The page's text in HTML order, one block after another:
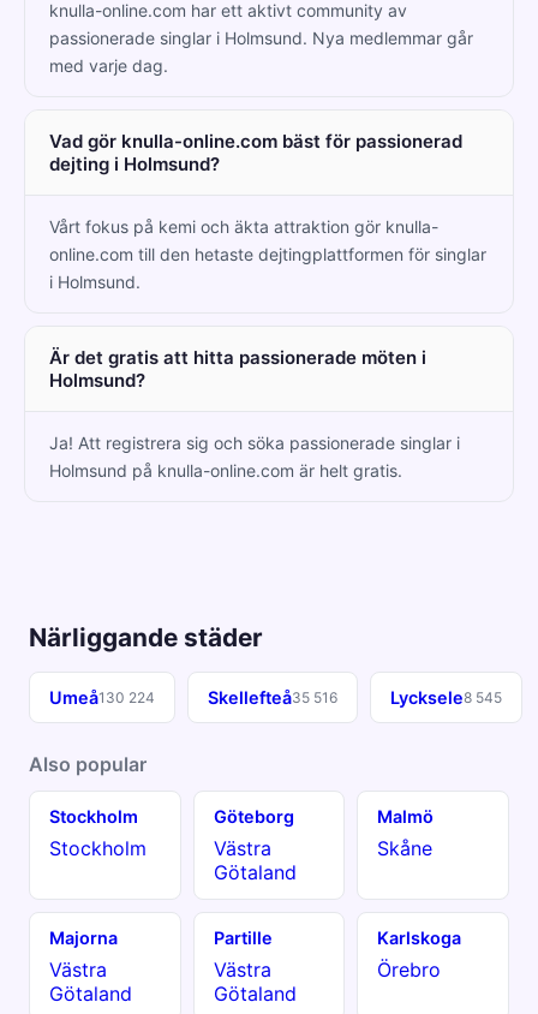
knulla-online.com har ett aktivt community av
passionerade singlar i Holmsund. Nya medlemmar går
med varje dag.
Vad gör knulla-online.com bäst för passionerad
dejting i Holmsund?
Vårt fokus på kemi och äkta attraktion gör knulla-
online.com till den hetaste dejtingplattformen för singlar
i Holmsund.
Är det gratis att hitta passionerade möten i
Holmsund?
Ja! Att registrera sig och söka passionerade singlar i
Holmsund på knulla-online.com är helt gratis.
Närliggande städer
Umeå130 224 Skellefteå35 516 Lycksele8 545
Also popular
Stockholm
Stockholm
Göteborg
Västra
Götaland
Malmö
Skåne
Majorna
Västra
Götaland
Partille
Västra
Götaland
Karlskoga
Örebro